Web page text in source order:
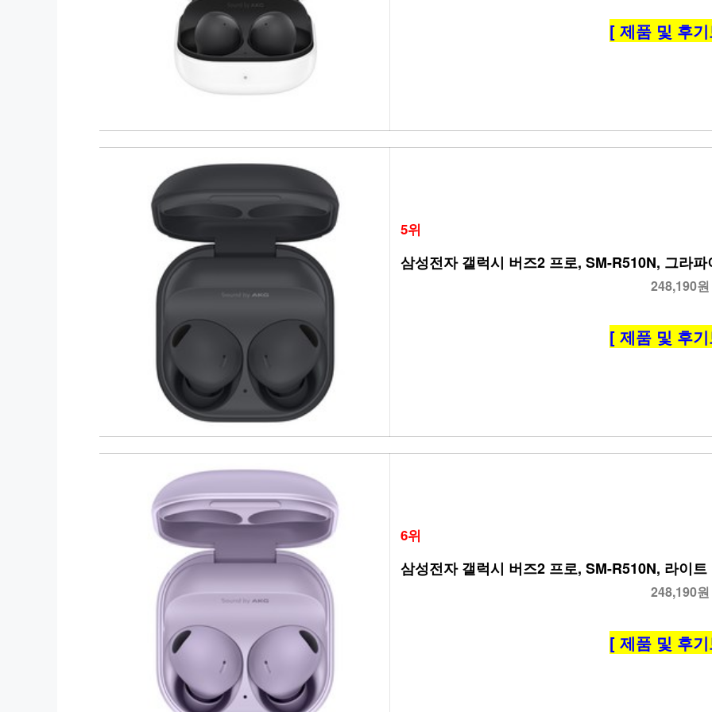
[ 제품 및 후
5위
삼성전자 갤럭시 버즈2 프로, SM-R510N, 그라파
248,190원
[ 제품 및 후
6위
삼성전자 갤럭시 버즈2 프로, SM-R510N, 라이트
248,190원
[ 제품 및 후